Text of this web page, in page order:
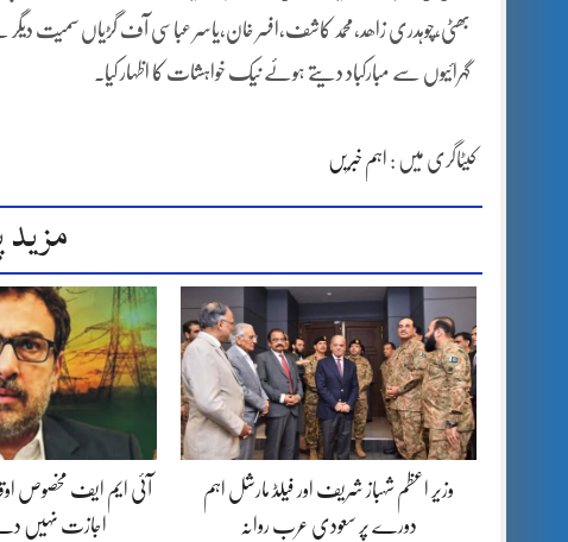
بھٹی،چوہدری زاھد،محمد کاشف،افسر خان،یاسر عباسی آف گڑیاں سمیت دیگر نے
گہرائیوں سے مبارکباد دیتے ہوئے نیک خواہشات کا اظہار کیا۔
کیٹاگری میں : اہم خبریں
وزیر اعظم شہباز شریف اور فیلڈ مارشل اہم
دورے پر سعودی عرب روانہ
آئی ایم ایف مخصوص
اجازت نہیں دے